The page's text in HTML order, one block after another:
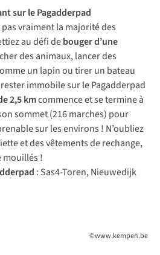
sur lePagadderpad
vraiment la majorité des
au défi debouger d’une
des animaux, lancer des
un lapin ou tirer un bateau
immobile sur le Pagadderpad
2,5 kmcommence et se termine à
sommet (216 marches) pour
sur les environs ! N’oubliez
et des vêtements de rechange,
mouillés !
: Sas4-Toren, Nieuwedijk
©www.kempen.be